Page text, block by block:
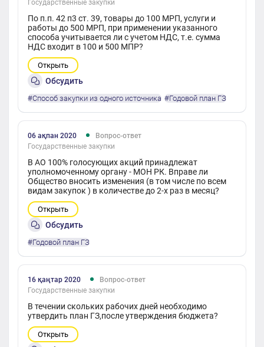
Государственные закупки
По п.п. 42 п3 ст. 39, товары до 100 МРП, услуги и
работы до 500 МРП, при применении указанного
способа учитывается ли с учетом НДС, т.е. сумма
НДС входит в 100 и 500 МПР?
Открыть
Обсудить
#Способ закупки из одного источника #Годовой план ГЗ
06 ақпан 2020
Вопрос-ответ
Государственные закупки
В АО 100% голосующих акций принадлежат
уполномоченному органу - МОН РК. Вправе ли
Общество вносить изменения (в том числе по всем
видам закупок ) в количестве до 2-х раз в месяц?
Открыть
Обсудить
#Годовой план ГЗ
16 қаңтар 2020
Вопрос-ответ
Государственные закупки
В течении скольких рабочих дней необходимо
утвердить план ГЗ,после утверждения бюджета?
Открыть